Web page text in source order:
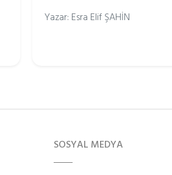
Yazar: Esra Elif ŞAHİN
SOSYAL MEDYA